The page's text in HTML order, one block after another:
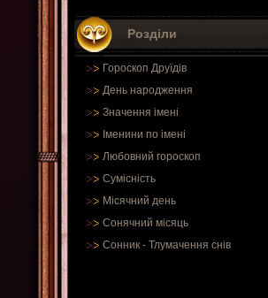
Розділи
Гороскоп Друїдів
День народження
Значення імені
Іменини по імені
Любовний гороскоп
Сумісність
Місячний день
Сонячний місяць
Сонник - Тлумачення снів